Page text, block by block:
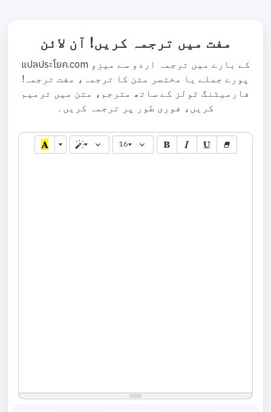
مفت میں ترجمہ کریں! آن لائن
แปลประโยค.com کے بارے میں ترجمہ اردو سے میزو
پورے جملے یا مختصر متن کا ترجمہ، مفت ترجمہ!
فارمیٹنگ ٹولز کے ساتھ مترجم، متن میں ترمیم
کریں، فوری طور پر ترجمہ کریں۔
16